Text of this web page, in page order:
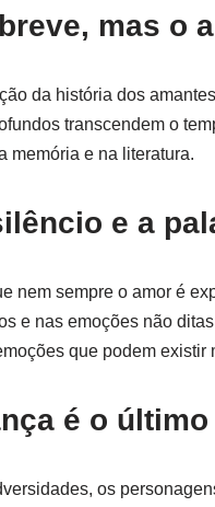
mas o
da história dos
transcendem o
memória e na literatura.
e a
nem sempre o amor é
e nas emoções não
que podem existir
é o
os